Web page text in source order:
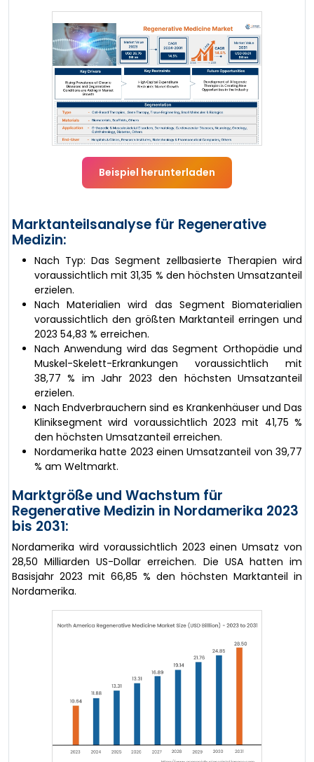
Beispiel herunterladen
Marktanteilsanalyse für Regenerative
Medizin:
Nach Typ: Das Segment zellbasierte Therapien wird
voraussichtlich mit 31,35 % den höchsten Umsatzanteil
erzielen.
Nach Materialien wird das Segment Biomaterialien
voraussichtlich den größten Marktanteil erringen und
2023 54,83 % erreichen.
Nach Anwendung wird das Segment Orthopädie und
Muskel-Skelett-Erkrankungen voraussichtlich mit
38,77 % im Jahr 2023 den höchsten Umsatzanteil
erzielen.
Nach Endverbrauchern sind es Krankenhäuser und Das
Kliniksegment wird voraussichtlich 2023 mit 41,75 %
den höchsten Umsatzanteil erreichen.
Nordamerika hatte 2023 einen Umsatzanteil von 39,77
% am Weltmarkt.
Marktgröße und Wachstum für
Regenerative Medizin in Nordamerika 2023
bis 2031:
Nordamerika wird voraussichtlich 2023 einen Umsatz von
28,50 Milliarden US-Dollar erreichen. Die USA hatten im
Basisjahr 2023 mit 66,85 % den höchsten Marktanteil in
Nordamerika.